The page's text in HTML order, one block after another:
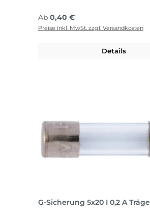
Regulärer Preis:
Ab 0,40 €
Preise inkl. MwSt. zzgl. Versandkosten
Details
G-Sicherung 5x20 I 0,2 A Träge